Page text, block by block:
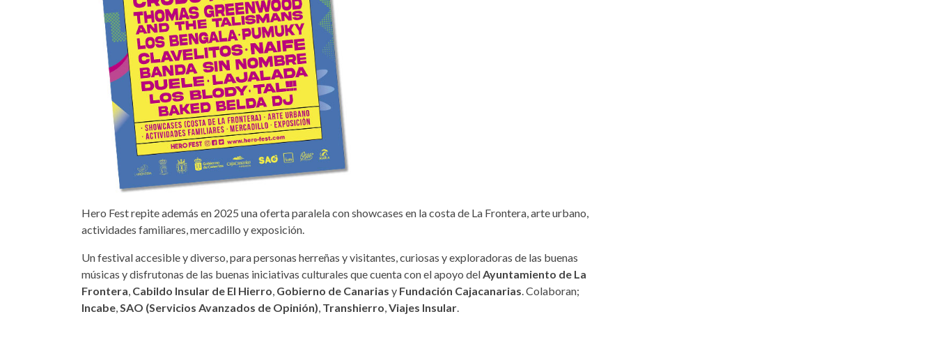
Hero Fest repite además en 2025 una oferta paralela con showcases en la costa de La Frontera, arte urbano,
actividades familiares, mercadillo y exposición.
Un festival accesible y diverso, para personas herreñas y visitantes, curiosas y exploradoras de las buenas
músicas y disfrutonas de las buenas iniciativas culturales que cuenta con el apoyo delAyuntamiento de La
Frontera, Cabildo Insular de El Hierro, Gobierno de Canarias y Fundación Cajacanarias. Colaboran;
Incabe,SAO (Servicios Avanzados de Opinión), Transhierro,Viajes Insular.